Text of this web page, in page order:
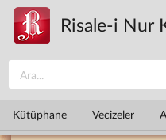
Ana içeriğe atla
Risale-i Nur
Kütüphane Vecizeler